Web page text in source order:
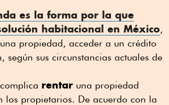
es la forma por la que
habitacional en México,
propiedad, acceder a un crédito
sus circunstancias actuales de
rentar una propiedad
los propietarios. De acuerdo con la